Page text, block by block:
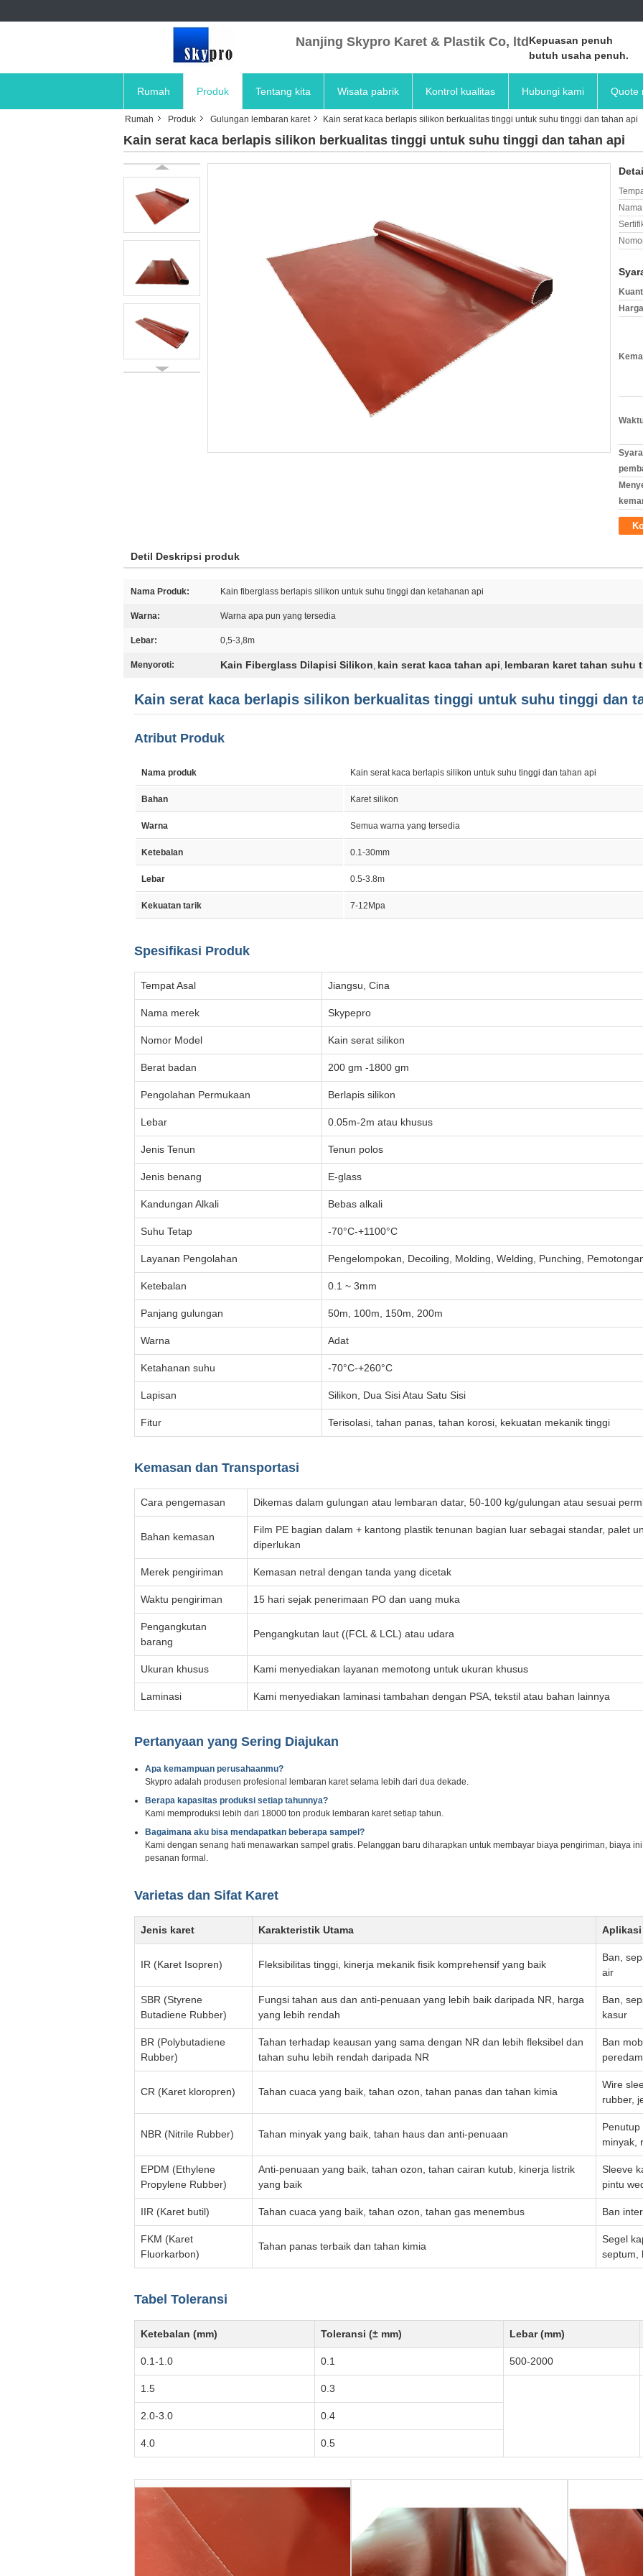
Nanjing Skypro Karet & Plastik Co, ltd Kepuasan penuh
butuh usaha penuh.
Rumah Produk Tentang kita Wisata pabrik Kontrol kualitas Hubungi kami Quote
Rumah Produk Gulungan lembaran karet Kain serat kaca berlapis silikon berkualitas tinggi untuk suhu tinggi dan tahan api
Kain serat kaca berlapis silikon berkualitas tinggi untuk suhu tinggi dan tahan api
Detil Deskripsi produk
Nama Produk: Kain fiberglass berlapis silikon untuk suhu tinggi dan ketahanan api
Warna: Warna apa pun yang tersedia
Lebar: 0,5-3,8m
Menyoroti: Kain Fiberglass Dilapisi Silikon, kain serat kaca tahan api, lembaran karet tahan suhu
Kain serat kaca berlapis silikon berkualitas tinggi untuk suhu tinggi dan
Atribut Produk
Nama produk Kain serat kaca berlapis silikon untuk suhu tinggi dan tahan api
Bahan Karet silikon
Warna Semua warna yang tersedia
Ketebalan 0.1-30mm
Lebar 0.5-3.8m
Kekuatan tarik 7-12Mpa
Spesifikasi Produk
Tempat Asal Jiangsu, Cina
Nama merek Skypepro
Nomor Model Kain serat silikon
Berat badan 200 gm -1800 gm
Pengolahan Permukaan Berlapis silikon
Lebar 0.05m-2m atau khusus
Jenis Tenun Tenun polos
Jenis benang E-glass
Kandungan Alkali Bebas alkali
Suhu Tetap -70°C-+1100°C
Layanan Pengolahan Pengelompokan, Decoiling, Molding, Welding, Punching,
Ketebalan 0.1 ~ 3mm
Panjang gulungan 50m, 100m, 150m, 200m
Warna Adat
Ketahanan suhu -70°C-+260°C
Lapisan Silikon, Dua Sisi Atau Satu Sisi
Fitur Terisolasi, tahan panas, tahan korosi, kekuatan mekanik tinggi
Kemasan dan Transportasi
Cara pengemasan Dikemas dalam gulungan atau lembaran datar, 50-100 kg/gulungan atau sesuai
Bahan kemasan
Film PE bagian dalam + kantong plastik tenunan bagian luar sebagai standar, palet
diperlukan
Merek pengiriman Kemasan netral dengan tanda yang dicetak
Waktu pengiriman 15 hari sejak penerimaan PO dan uang muka
Pengangkutan
barang
Pengangkutan laut ((FCL & LCL) atau udara
Ukuran khusus Kami menyediakan layanan memotong untuk ukuran khusus
Laminasi Kami menyediakan laminasi tambahan dengan PSA, tekstil atau bahan lainnya
Pertanyaan yang Sering Diajukan
Apa kemampuan perusahaanmu?
Skypro adalah produsen profesional lembaran karet selama lebih dari dua dekade.
Berapa kapasitas produksi setiap tahunnya?
Kami memproduksi lebih dari 18000 ton produk lembaran karet setiap tahun.
Bagaimana aku bisa mendapatkan beberapa sampel?
Kami dengan senang hati menawarkan sampel gratis. Pelanggan baru diharapkan untuk membayar biaya pengiriman, biaya
pesanan formal.
Varietas dan Sifat Karet
Jenis karet Karakteristik Utama Aplikasi
IR (Karet Isopren) Fleksibilitas tinggi, kinerja mekanik fisik komprehensif yang baik
Ban,
air
SBR (Styrene
Butadiene Rubber)
Fungsi tahan aus dan anti-penuaan yang lebih baik daripada NR, harga
yang lebih rendah
Ban,
kasur
BR (Polybutadiene
Rubber)
Tahan terhadap keausan yang sama dengan NR dan lebih fleksibel dan
tahan suhu lebih rendah daripada NR
Ban
CR (Karet kloropren) Tahan cuaca yang baik, tahan ozon, tahan panas dan tahan kimia
Wire
rubber,
NBR (Nitrile Rubber) Tahan minyak yang baik, tahan haus dan anti-penuaan
minyak,
EPDM (Ethylene
Propylene Rubber)
Anti-penuaan yang baik, tahan ozon, tahan cairan kutub, kinerja listrik
yang baik
Sleeve
pintu
IIR (Karet butil) Tahan cuaca yang baik, tahan ozon, tahan gas menembus Ban
FKM (Karet
Fluorkarbon)
Tahan panas terbaik dan tahan kimia
Segel
septum,
Tabel Toleransi
Ketebalan (mm) Toleransi (± mm) Lebar (mm)
0.1-1.0 0.1 500-2000
1.5 0.3
2.0-3.0 0.4
4.0 0.5